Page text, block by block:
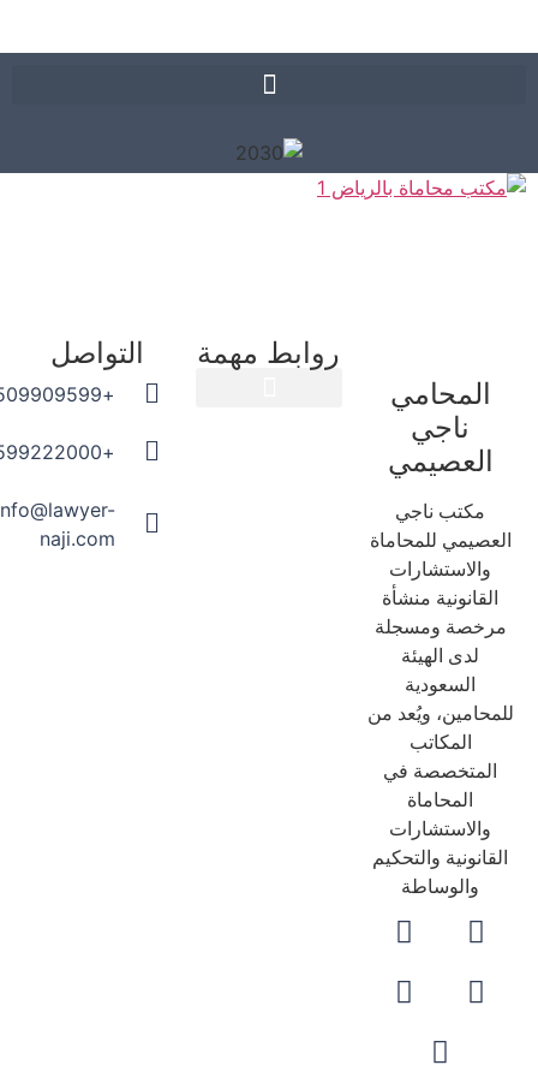
المحامي
ناجي
العصيمي
مكتب ناجي
للمحاماة
والاستشارات
منشأة
ومسجلة
لدى الهيئة
السعودية
ويُعد من
المكاتب
المتخصصة في
المحاماة
والاستشارات
والتحكيم
والوساطة
روابط مهمة التواصل
info@lawyer-
naji.com